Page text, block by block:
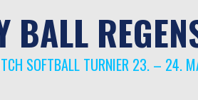
BALL
SOFTBALL TURNIER 23. – 24.